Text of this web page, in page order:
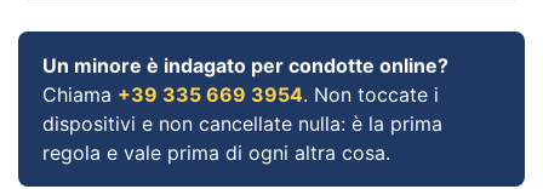
Un minore è indagato per condotte online?
Chiama +39 335 669 3954. Non toccate i
dispositivi e non cancellate nulla: è la prima
regola e vale prima di ogni altra cosa.